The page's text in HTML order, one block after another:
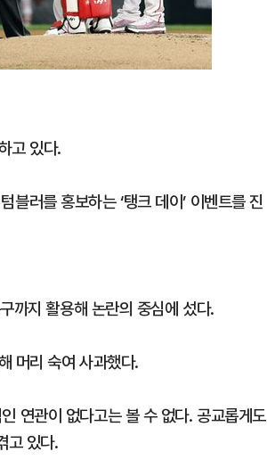
고 있다.
러를 홍보하는 ‘탱크 데이’ 이벤트를 진
까지 활용해 논란의 중심에 섰다.
머리 숙여 사과했다.
연관이 없다고는 볼 수 없다. 공교롭게도
고 있다.